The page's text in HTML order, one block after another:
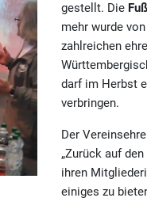
gestellt. Die
mehr wurde
zahlreichen
darf im Herbst
verbringen.
Der
„Zurück auf
ihren
einiges zu